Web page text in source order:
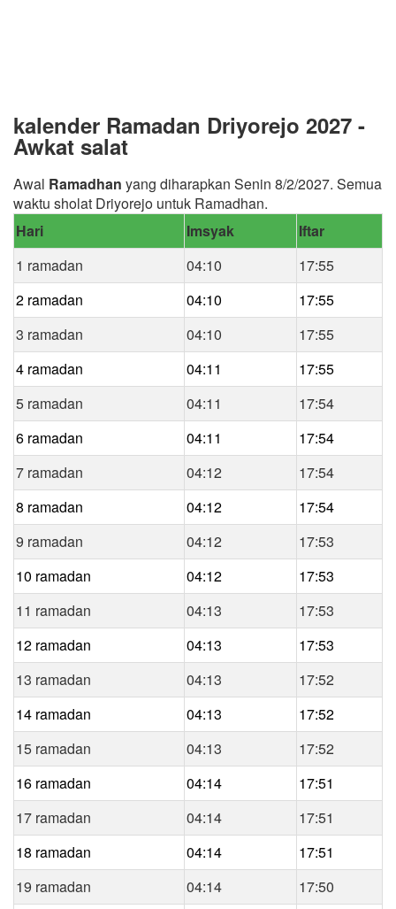
kalender Ramadan Driyorejo 2027 -
Awkat salat
Awal Ramadhan yang diharapkan Senin 8/2/2027. Semua
waktu sholat Driyorejo untuk Ramadhan.
Hari
Imsyak
Iftar
1 ramadan
04:10
17:55
2 ramadan
04:10
17:55
3 ramadan
04:10
17:55
4 ramadan
04:11
17:55
5 ramadan
04:11
17:54
6 ramadan
04:11
17:54
7 ramadan
04:12
17:54
8 ramadan
04:12
17:54
9 ramadan
04:12
17:53
10 ramadan
04:12
17:53
11 ramadan
04:13
17:53
12 ramadan
04:13
17:53
13 ramadan
04:13
17:52
14 ramadan
04:13
17:52
15 ramadan
04:13
17:52
16 ramadan
04:14
17:51
17 ramadan
04:14
17:51
18 ramadan
04:14
17:51
19 ramadan
04:14
17:50